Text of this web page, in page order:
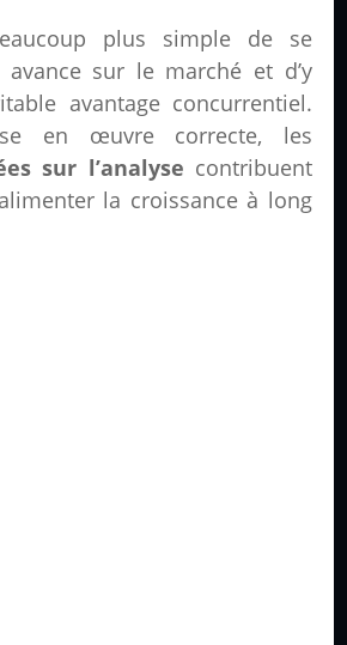
plus simple de se
sur le marché et d’y
avantage concurrentiel.
en œuvre correcte, les
sur l’analyse contribuent
la croissance à long